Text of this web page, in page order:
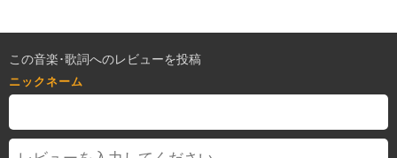
この音楽･歌詞へのレビューを投稿
ニックネーム